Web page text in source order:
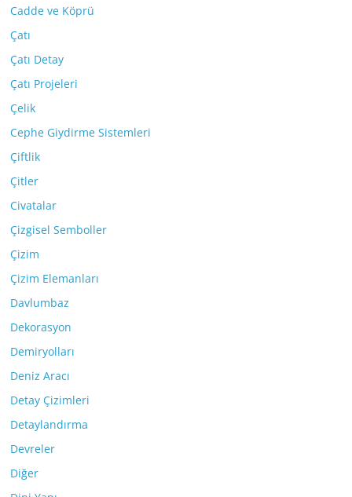
Cadde ve Köprü
Çatı
Çatı Detay
Çatı Projeleri
Çelik
Cephe Giydirme Sistemleri
Çiftlik
Çitler
Civatalar
Çizgisel Semboller
Çizim
Çizim Elemanları
Davlumbaz
Dekorasyon
Demiryolları
Deniz Aracı
Detay Çizimleri
Detaylandırma
Devreler
Diğer